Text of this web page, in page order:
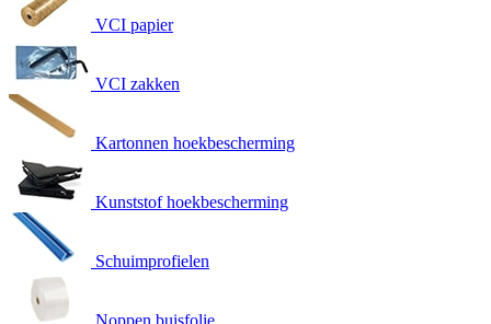
VCI papier
VCI zakken
Kartonnen hoekbescherming
Kunststof hoekbescherming
Schuimprofielen